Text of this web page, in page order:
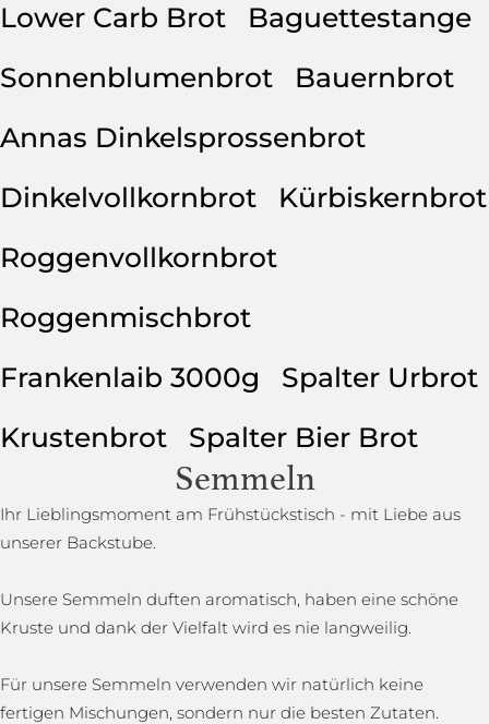
Lower Carb Brot
Baguettestange
Sonnenblumenbrot
Bauernbrot
Annas Dinkelsprossenbrot
Dinkelvollkornbrot
Kürbiskernbrot
Roggenvollkornbrot
Roggenmischbrot
Frankenlaib 3000g
Spalter Urbrot
Krustenbrot
Spalter Bier Brot
Semmeln
Ihr Lieblingsmoment am Frühstückstisch - mit Liebe aus
unserer Backstube.
Unsere Semmeln duften aromatisch, haben eine schöne
Kruste und dank der Vielfalt wird es nie langweilig.
Für unsere Semmeln verwenden wir natürlich keine
fertigen Mischungen, sondern nur die besten Zutaten.